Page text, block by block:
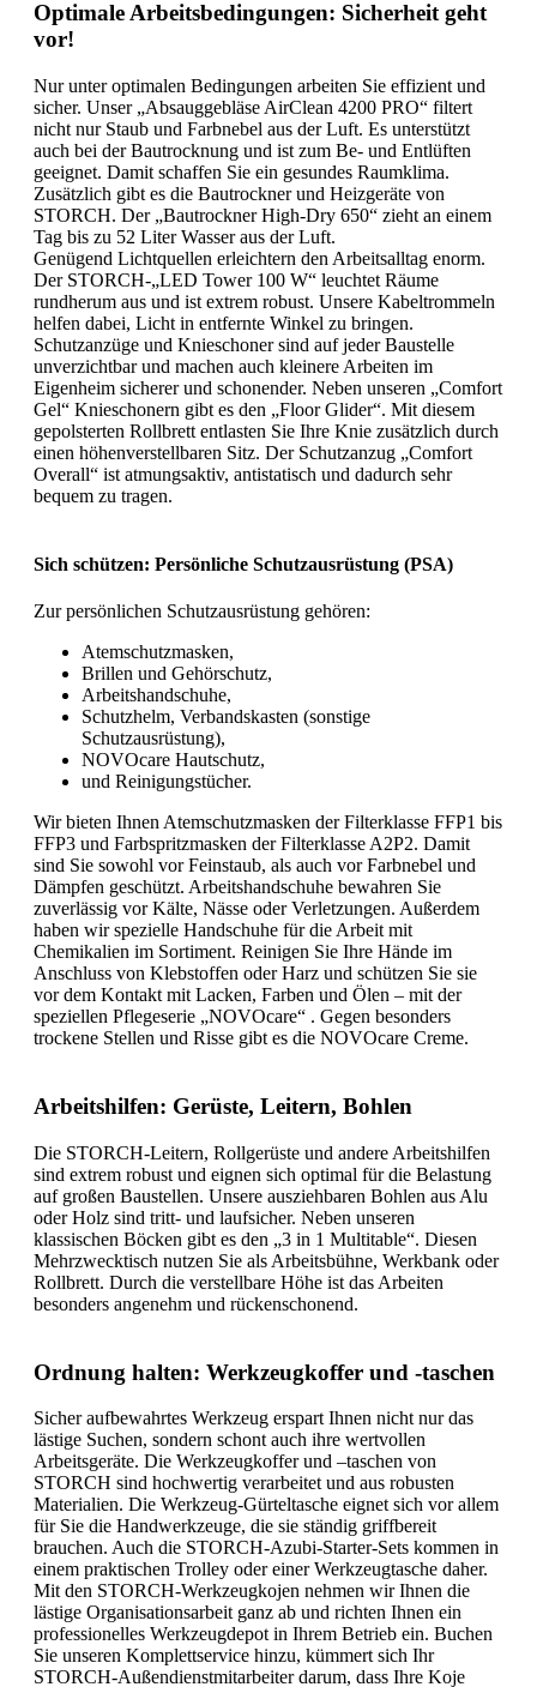
Optimale Arbeitsbedingungen: Sicherheit geht
vor!
Nur unter optimalen Bedingungen arbeiten Sie effizient und
sicher. Unser „Absauggebläse AirClean 4200 PRO“ filtert
nicht nur Staub und Farbnebel aus der Luft. Es unterstützt
auch bei der Bautrocknung und ist zum Be- und Entlüften
geeignet. Damit schaffen Sie ein gesundes Raumklima.
Zusätzlich gibt es die Bautrockner und Heizgeräte von
STORCH. Der „Bautrockner High-Dry 650“ zieht an einem
Tag bis zu 52 Liter Wasser aus der Luft.
Genügend Lichtquellen erleichtern den Arbeitsalltag enorm.
Der STORCH-„LED Tower 100 W“ leuchtet Räume
rundherum aus und ist extrem robust. Unsere Kabeltrommeln
helfen dabei, Licht in entfernte Winkel zu bringen.
Schutzanzüge und Knieschoner sind auf jeder Baustelle
unverzichtbar und machen auch kleinere Arbeiten im
Eigenheim sicherer und schonender. Neben unseren „Comfort
Gel“ Knieschonern gibt es den „Floor Glider“. Mit diesem
gepolsterten Rollbrett entlasten Sie Ihre Knie zusätzlich durch
einen höhenverstellbaren Sitz. Der Schutzanzug „Comfort
Overall“ ist atmungsaktiv, antistatisch und dadurch sehr
bequem zu tragen.
Sich schützen: Persönliche Schutzausrüstung (PSA)
Zur persönlichen Schutzausrüstung gehören:
Atemschutzmasken,
Brillen und Gehörschutz,
Arbeitshandschuhe,
Schutzhelm, Verbandskasten (sonstige
Schutzausrüstung),
NOVOcare Hautschutz,
und Reinigungstücher.
Wir bieten Ihnen Atemschutzmasken der Filterklasse FFP1 bis
FFP3 und Farbspritzmasken der Filterklasse A2P2. Damit
sind Sie sowohl vor Feinstaub, als auch vor Farbnebel und
Dämpfen geschützt. Arbeitshandschuhe bewahren Sie
zuverlässig vor Kälte, Nässe oder Verletzungen. Außerdem
haben wir spezielle Handschuhe für die Arbeit mit
Chemikalien im Sortiment. Reinigen Sie Ihre Hände im
Anschluss von Klebstoffen oder Harz und schützen Sie sie
vor dem Kontakt mit Lacken, Farben und Ölen – mit der
speziellen Pflegeserie „NOVOcare“ . Gegen besonders
trockene Stellen und Risse gibt es die NOVOcare Creme.
Arbeitshilfen: Gerüste, Leitern, Bohlen
Die STORCH-Leitern, Rollgerüste und andere Arbeitshilfen
sind extrem robust und eignen sich optimal für die Belastung
auf großen Baustellen. Unsere ausziehbaren Bohlen aus Alu
oder Holz sind tritt- und laufsicher. Neben unseren
klassischen Böcken gibt es den „3 in 1 Multitable“. Diesen
Mehrzwecktisch nutzen Sie als Arbeitsbühne, Werkbank oder
Rollbrett. Durch die verstellbare Höhe ist das Arbeiten
besonders angenehm und rückenschonend.
Ordnung halten: Werkzeugkoffer und -taschen
Sicher aufbewahrtes Werkzeug erspart Ihnen nicht nur das
lästige Suchen, sondern schont auch ihre wertvollen
Arbeitsgeräte. Die Werkzeugkoffer und –taschen von
STORCH sind hochwertig verarbeitet und aus robusten
Materialien. Die Werkzeug-Gürteltasche eignet sich vor allem
für Sie die Handwerkzeuge, die sie ständig griffbereit
brauchen. Auch die STORCH-Azubi-Starter-Sets kommen in
einem praktischen Trolley oder einer Werkzeugtasche daher.
Mit den STORCH-Werkzeugkojen nehmen wir Ihnen die
lästige Organisationsarbeit ganz ab und richten Ihnen ein
professionelles Werkzeugdepot in Ihrem Betrieb ein. Buchen
Sie unseren Komplettservice hinzu, kümmert sich Ihr
STORCH-Außendienstmitarbeiter darum, dass Ihre Koje